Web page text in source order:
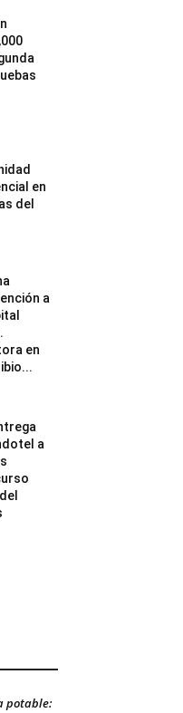
en
del
a
en
a
potable: